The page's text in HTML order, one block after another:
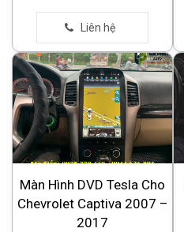
Màn Hình DVD Tesla Cho
Chevrolet Captiva 2007 –
2017